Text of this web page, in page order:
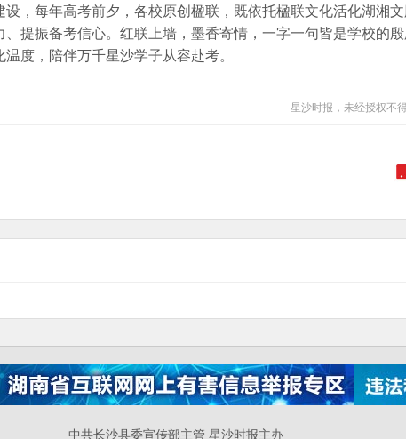
，每年高考前夕，各校原创楹联，既依托楹联文化活化湖湘
提振备考信心。红联上墙，墨香寄情，一字一句皆是学校的
度，陪伴万千星沙学子从容赴考。
星沙时报，未经授权不
中共长沙县委宣传部主管 星沙时报主办